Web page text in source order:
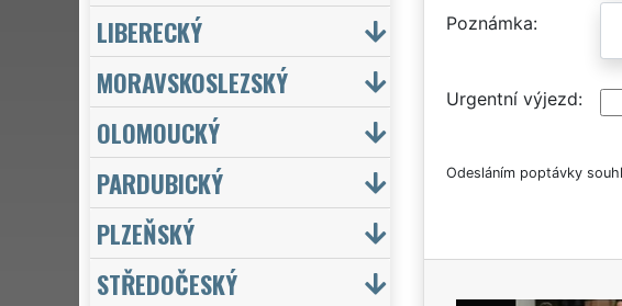
Poznámka
Urgentní výjezd
Odesláním poptávky
LIBERECKÝ
MORAVSKOSLEZSKÝ
OLOMOUCKÝ
PARDUBICKÝ
PLZEŇSKÝ
STŘEDOČESKÝ